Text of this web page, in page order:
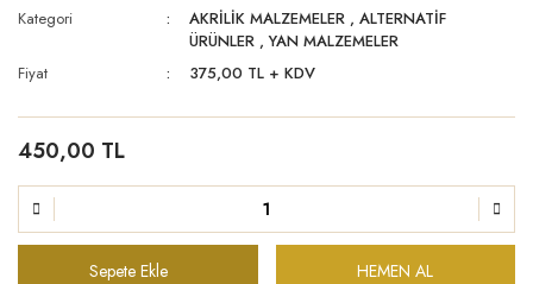
Kategori
AKRİLİK MALZEMELER ,ALTERNATİF
ÜRÜNLER ,YAN MALZEMELER
Fiyat
375,00 TL + KDV
450,00 TL
Sepete Ekle HEMEN AL